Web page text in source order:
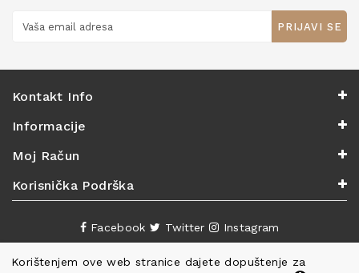
Korištenjem ove web stranice dajete dopuštenje za
PRIJAVI SE
Kontakt Info
Informacije
Moj Račun
Korisnička Podrška
Facebook Twitter Instagram